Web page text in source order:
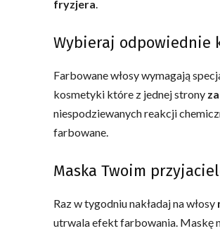
fryzjera.
Wybieraj odpowiednie
Farbowane włosy wymagają
kosmetyki które z jednej strony
niespodziewanych reakcji
farbowane.
Maska Twoim
Raz w tygodniu nakładaj na włosy
utrwala efekt farbowania. Maskę